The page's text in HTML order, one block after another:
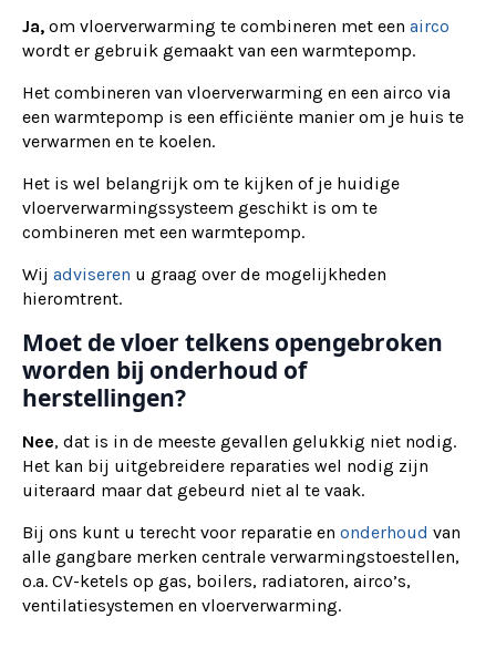
Ja, om vloerverwarming te combineren met een airco
wordt er gebruik gemaakt van een warmtepomp.
Het combineren van vloerverwarming en een airco via
een warmtepomp is een efficiënte manier om je huis te
verwarmen en te koelen.
Het is wel belangrijk om te kijken of je huidige
vloerverwarmingssysteem geschikt is om te
combineren met een warmtepomp.
Wij adviseren u graag over de mogelijkheden
hieromtrent.
Moet de vloer telkens opengebroken
worden bij onderhoud of
herstellingen?
Nee, dat is in de meeste gevallen gelukkig niet nodig.
Het kan bij uitgebreidere reparaties wel nodig zijn
uiteraard maar dat gebeurd niet al te vaak.
Bij ons kunt u terecht voor reparatie en onderhoud van
alle gangbare merken centrale verwarmingstoestellen,
o.a. CV-ketels op gas, boilers, radiatoren, airco’s,
ventilatiesystemen en vloerverwarming.